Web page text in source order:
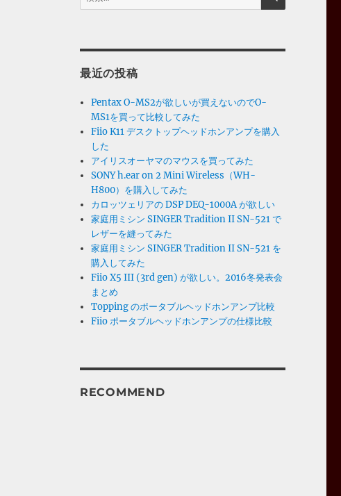
索:
最近の投稿
Pentax O-MS2が欲しいが買えないのでO-
MS1を買って比較してみた
Fiio K11 デスクトップヘッドホンアンプを購入
した
アイリスオーヤマのマウスを買ってみた
SONY h.ear on 2 Mini Wireless（WH-
H800）を購入してみた
カロッツェリアの DSP DEQ-1000A が欲しい
家庭用ミシン SINGER Tradition II SN-521 で
レザーを縫ってみた
家庭用ミシン SINGER Tradition II SN-521 を
購入してみた
Fiio X5 III (3rd gen) が欲しい。2016冬発表会
まとめ
Topping のポータブルヘッドホンアンプ比較
Fiio ポータブルヘッドホンアンプの仕様比較
RECOMMEND